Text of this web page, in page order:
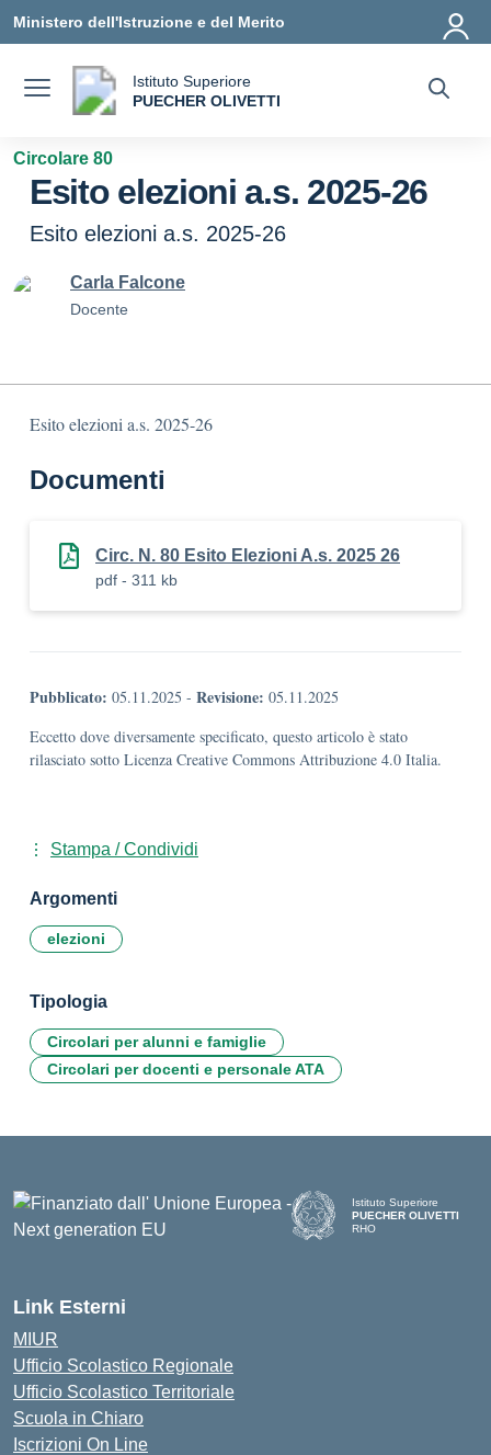
Ministero dell'Istruzione e del Merito
Istituto Superiore
PUECHER OLIVETTI
Circolare 80
Esito elezioni a.s. 2025-26
Esito elezioni a.s. 2025-26
Carla Falcone
Docente
Esito elezioni a.s. 2025-26
Documenti
Circ. N. 80 Esito Elezioni A.s. 2025 26
pdf - 311 kb
Pubblicato: 05.11.2025 - Revisione: 05.11.2025
Eccetto dove diversamente specificato, questo articolo è stato
rilasciato sotto Licenza Creative Commons Attribuzione 4.0 Italia.
Stampa / Condividi
Argomenti
elezioni
Tipologia
Circolari per alunni e famiglie
Circolari per docenti e personale ATA
Istituto Superiore
PUECHER OLIVETTI
RHO
Link Esterni
MIUR
Ufficio Scolastico Regionale
Ufficio Scolastico Territoriale
Scuola in Chiaro
Iscrizioni On Line